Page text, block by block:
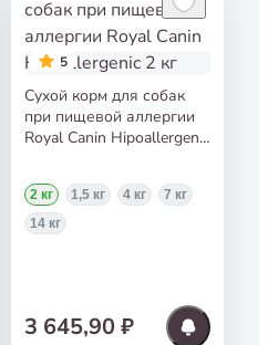
5
Сухой корм для собак
при пищевой аллергии
Royal Canin Hipoallergenic
2 кг 1,5 кг 4 кг
7 кг
14 кг
3 645,90 ₽